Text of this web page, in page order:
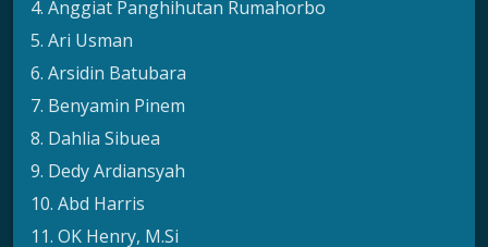
4. Anggiat Panghihutan Rumahorbo
5. Ari Usman
6. Arsidin Batubara
7. Benyamin Pinem
8. Dahlia Sibuea
9. Dedy Ardiansyah
10. Abd Harris
11. OK Henry, M.Si